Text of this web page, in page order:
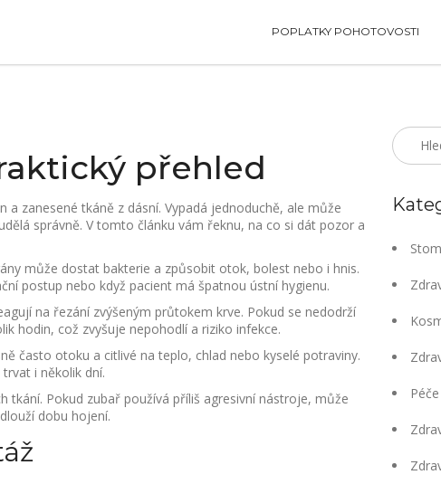
POPLATKY POHOTOVOSTI
přehled
zanesené tkáně z dásní. Vypadá jednoduchě, ale může
správně. V tomto článku vám řeknu, na co si dát pozor a
může dostat bakterie a způsobit otok, bolest nebo i hnis.
postup nebo když pacient má špatnou ústní hygienu.
na řezání zvýšeným průtokem krve. Pokud se nedodrží
hodin, což zvyšuje nepohodlí a riziko infekce.
často otoku a citlivé na teplo, chlad nebo kyselé potraviny.
i několik dní.
tkání. Pokud zubař používá příliš agresivní nástroje, může
dobu hojení.